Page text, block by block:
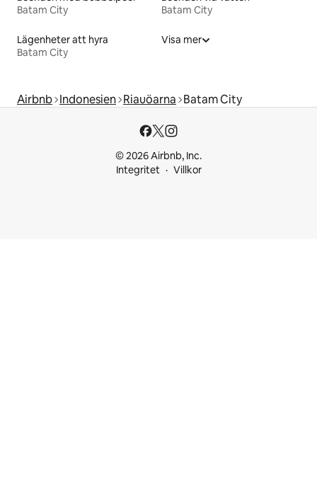
Batam City
Batam City
Lägenheter att hyra
Batam City
Visa mer
Airbnb Indonesien Riauöarna Batam City
© 2026 Airbnb, Inc.
Integritet
Villkor